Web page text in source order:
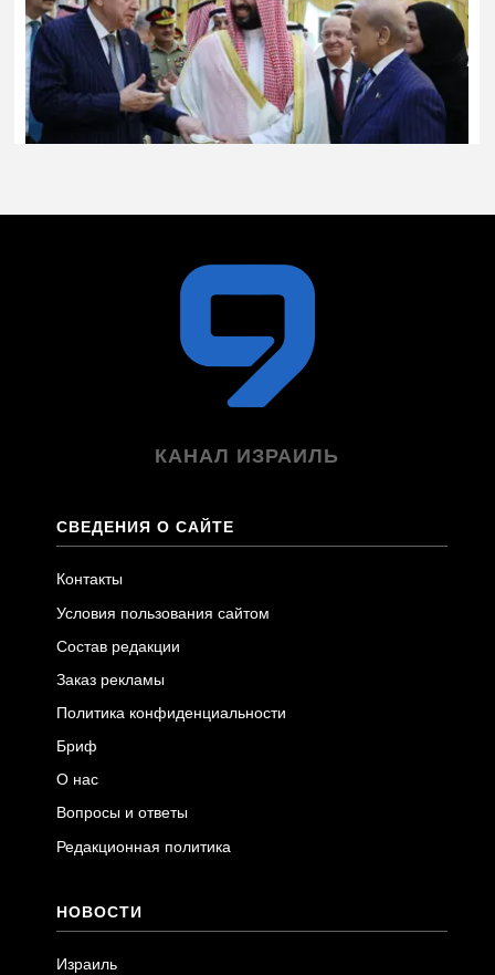
КАНАЛ ИЗРАИЛЬ
СВЕДЕНИЯ О САЙТЕ
Контакты
Условия пользования сайтом
Состав редакции
Заказ рекламы
Политика конфиденциальности
Бриф
О нас
Вопросы и ответы
Редакционная политика
НОВОСТИ
Израиль